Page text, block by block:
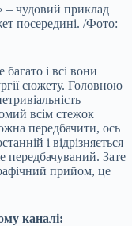
– чудовий приклад
посередині. /Фото:
і всі вони
сюжету. Головною
всім стежок
передбачити, ось
і відрізняється
передбачуваний. Зате
прийом, це
каналі: